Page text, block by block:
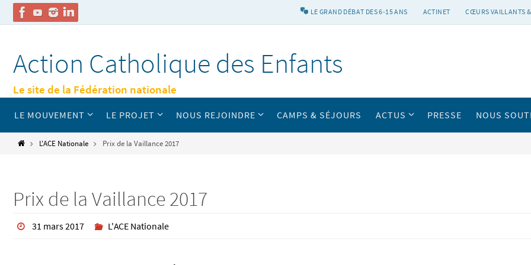
contenu
LE GRAND DÉBAT DES 6-15 ANS ACTINET CŒURS VAILLANTS
Action Catholique des Enfants
Le site de la Fédération nationale
contenu
LE MOUVEMENT LE PROJET NOUS REJOINDRE CAMPS & SÉJOURS ACTUS PRESSE NOUS
HomeL'ACE Nationale Prix de la Vaillance 2017
Prix de la Vaillance 2017
31 mars 2017 L'ACE Nationale